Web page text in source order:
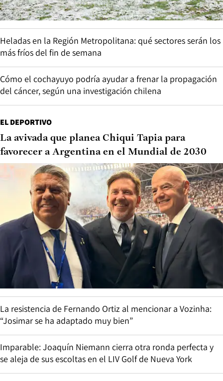
Heladas en la Región Metropolitana: qué sectores serán los
más fríos del fin de semana
Cómo el cochayuyo podría ayudar a frenar la propagación
del cáncer, según una investigación chilena
EL DEPORTIVO
La avivada que planea Chiqui Tapia para
favorecer a Argentina en el Mundial de 2030
La resistencia de Fernando Ortiz al mencionar a Vozinha:
“Josimar se ha adaptado muy bien”
Imparable: Joaquín Niemann cierra otra ronda perfecta y
se aleja de sus escoltas en el LIV Golf de Nueva York